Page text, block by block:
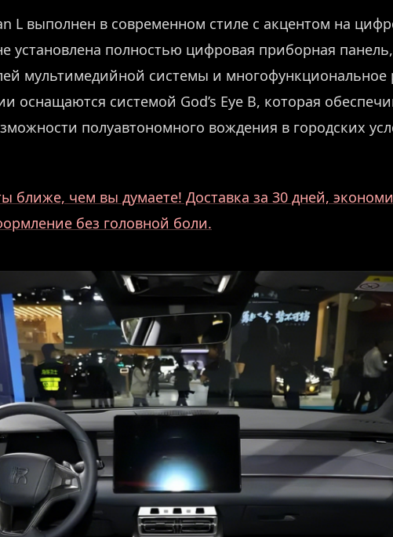
L выполнен в современном стиле с акцентом на
установлена полностью цифровая приборная
мультимедийной системы и многофункциональное
оснащаются системой God’s Eye B, которая
полуавтономного вождения в городских
ближе, чем вы думаете! Доставка за 30 дней,
без головной боли.